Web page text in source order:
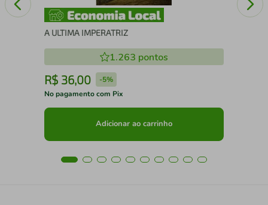
A ULTIMA IMPERATRIZ
1.263 pontos
R$ 36,00 -5%
No pagamento com Pix
Adicionar ao carrinho